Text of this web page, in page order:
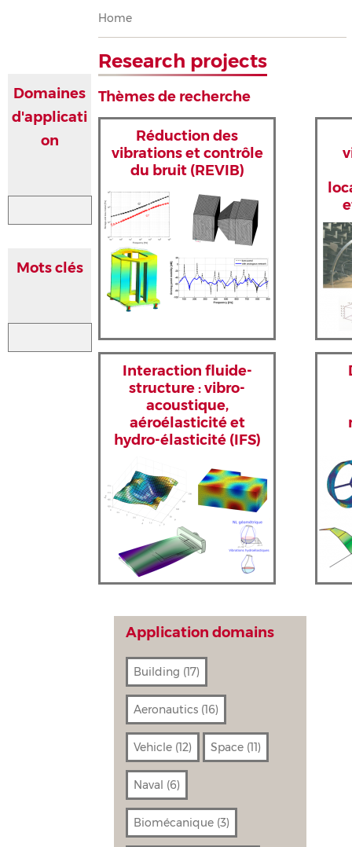
Breadcrumb
Home
Research projects
Thèmes de recherche
Réduction des
vibrations et contrôle
du bruit (REVIB)
Interaction fluide-
structure : vibro-
acoustique,
aéroélasticité et
hydro-élasticité (IFS)
Application domains
Building (17)
Aeronautics (16)
Vehicle (12) Space (11)
Naval (6)
Biomécanique (3)
Domaines
d'applicati
on
Mots clés